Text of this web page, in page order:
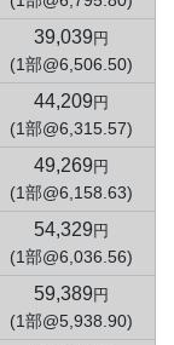
39,039 円
(1部@6,506.50)
44,209 円
(1部@6,315.57)
49,269 円
(1部@6,158.63)
54,329 円
(1部@6,036.56)
59,389 円
(1部@5,938.90)